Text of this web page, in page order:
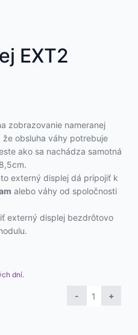
EXT2
zobrazovanie nameranej
obsluha váhy potrebuje
ako sa nachádza samotná
externý displej dá pripojiť k
alebo váhy od spoločnosti
externý displej bezdrôtovo
dní.
-
množstvo
+